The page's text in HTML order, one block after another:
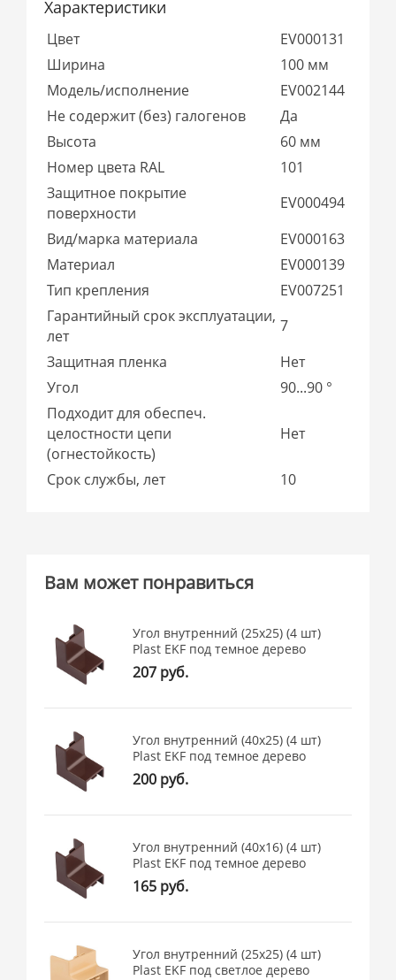
Характеристики
Цвет
EV000131
Ширина
100 мм
Модель/исполнение
EV002144
Не содержит (без) галогенов
Да
Высота
60 мм
Номер цвета RAL
101
Защитное покрытие
поверхности
EV000494
Вид/марка материала
EV000163
Материал
EV000139
Тип крепления
EV007251
Гарантийный срок эксплуатации,
лет
7
Защитная пленка
Нет
Угол
90...90 °
Подходит для обеспеч.
целостности цепи
(огнестойкость)
Нет
Срок службы, лет 10
Вам может понравиться
Угол внутренний (25х25) (4 шт)
Plast EKF под темное дерево
207 руб.
Угол внутренний (40х25) (4 шт)
Plast EKF под темное дерево
200 руб.
Угол внутренний (40х16) (4 шт)
Plast EKF под темное дерево
165 руб.
Угол внутренний (25х25) (4 шт)
Plast EKF под светлое дерево